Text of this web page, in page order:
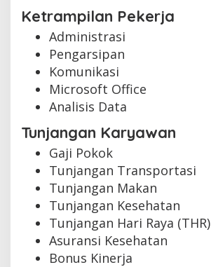
Ketrampilan Pekerja
Administrasi
Pengarsipan
Komunikasi
Microsoft Office
Analisis Data
Tunjangan Karyawan
Gaji Pokok
Tunjangan Transportasi
Tunjangan Makan
Tunjangan Kesehatan
Tunjangan Hari Raya (THR)
Asuransi Kesehatan
Bonus Kinerja